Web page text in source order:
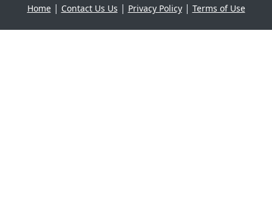
Home| Contact Us Us | Privacy Policy| Terms of Use